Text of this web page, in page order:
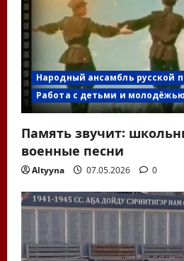
с
я
мНародный ансамбль русской
Работа с детьми и молодёжью
Память звучит:
военные песни
Altyyna 07.05.2026 0